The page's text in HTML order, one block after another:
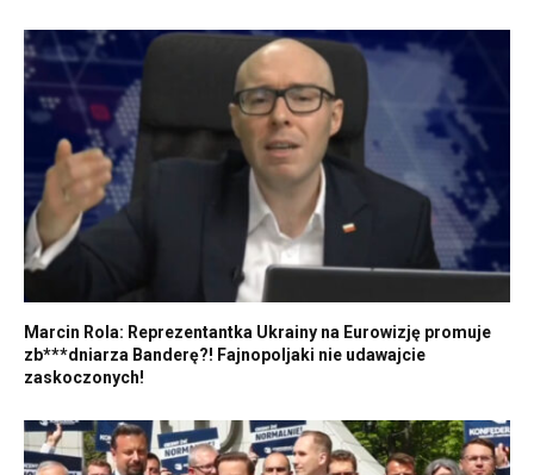
Marcin Rola: Reprezentantka Ukrainy na Eurowizję promuje
zb***dniarza Banderę?! Fajnopoljaki nie udawajcie
zaskoczonych!